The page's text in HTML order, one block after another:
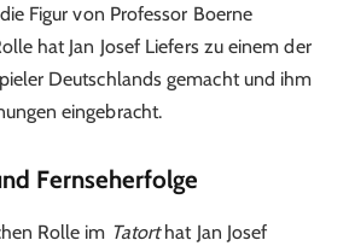
Figur von Professor Boerne
hat Jan Josef Liefers zu einem der
Deutschlands gemacht und ihm
eingebracht.
Fernseherfolge
Rolle im Tatorthat Jan Josef